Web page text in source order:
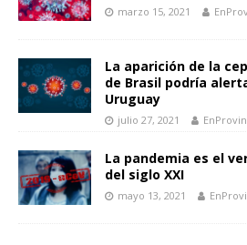
marzo 15, 2021
La aparición de la
de Brasil podría
Uruguay
julio 27, 2021
La pandemia es el
del siglo XXI
mayo 13, 2021